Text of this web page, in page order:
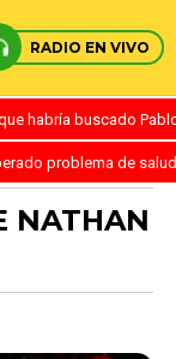
RADIO EN VIVO
habría buscado
problema de
NATHAN